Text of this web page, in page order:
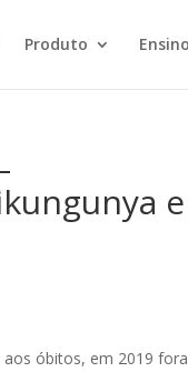
Produto
e
aos óbitos, em 2019